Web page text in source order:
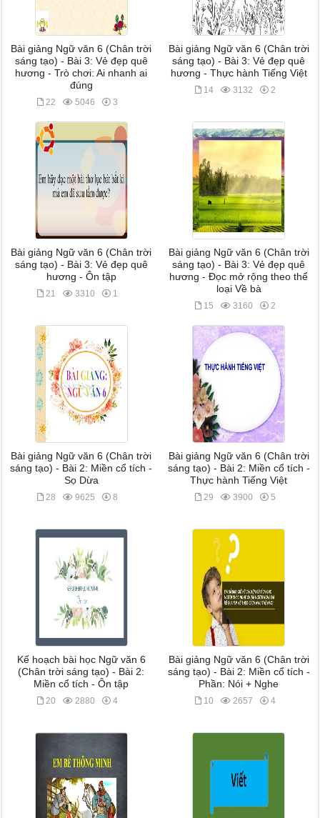
Bài giảng Ngữ văn 6 (Chân trời
sáng tạo) - Bài 3: Vẻ đẹp quê
hương - Trò chơi: Ai nhanh ai
đúng
22 5046 3
Bài giảng Ngữ văn 6 (Chân trời
sáng tạo) - Bài 3: Vẻ đẹp quê
hương - Thực hành Tiếng Việt
14 3132 2
Bài giảng Ngữ văn 6 (Chân trời
sáng tạo) - Bài 3: Vẻ đẹp quê
hương - Ôn tập
21 3310 1
Bài giảng Ngữ văn 6 (Chân trời
sáng tạo) - Bài 3: Vẻ đẹp quê
hương - Đọc mở rộng theo thể
loại Về bà
15 3160 2
Bài giảng Ngữ văn 6 (Chân trời
sáng tạo) - Bài 2: Miền cổ tích -
Sọ Dừa
28 9625 8
Bài giảng Ngữ văn 6 (Chân trời
sáng tạo) - Bài 2: Miền cổ tích -
Thực hành Tiếng Việt
29 3900 5
Kế hoạch bài học Ngữ văn 6
(Chân trời sáng tạo) - Bài 2:
Miền cổ tích - Ôn tập
20 2880 4
Bài giảng Ngữ văn 6 (Chân trời
sáng tạo) - Bài 2: Miền cổ tích -
Phần: Nói + Nghe
10 2657 4